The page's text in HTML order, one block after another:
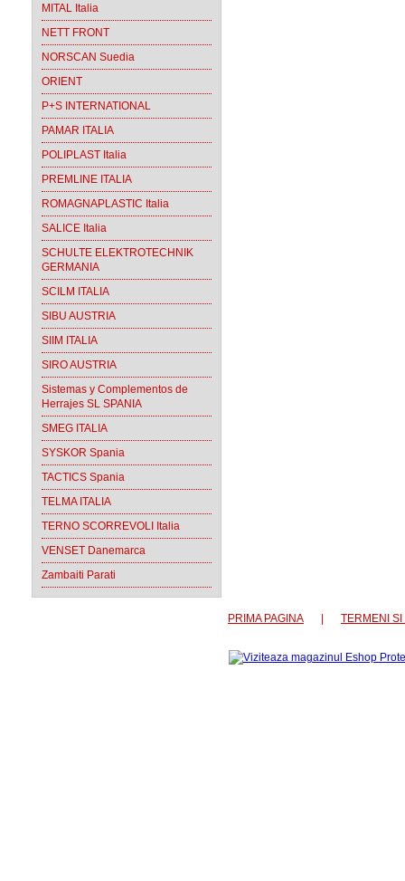
MITAL Italia
NETT FRONT
NORSCAN Suedia
ORIENT
P+S INTERNATIONAL
PAMAR ITALIA
POLIPLAST Italia
PREMLINE ITALIA
ROMAGNAPLASTIC Italia
SALICE Italia
SCHULTE ELEKTROTECHNIK
GERMANIA
SCILM ITALIA
SIBU AUSTRIA
SIIM ITALIA
SIRO AUSTRIA
Sistemas y Complementos de
Herrajes SL SPANIA
SMEG ITALIA
SYSKOR Spania
TACTICS Spania
TELMA ITALIA
TERNO SCORREVOLI Italia
VENSET Danemarca
Zambaiti Parati
PRIMA PAGINA TERMENI SI